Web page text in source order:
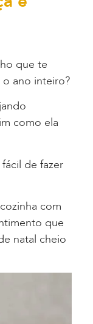
que te
ano inteiro?
como ela
de fazer
com
que
natal cheio